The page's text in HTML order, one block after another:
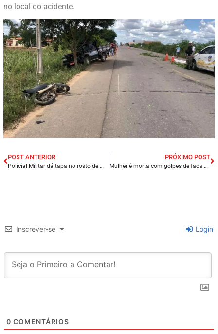
no local do acidente.
POST ANTERIOR
Policial Militar dá tapa no rosto de mulher em Porto Seguro, no sul da Bahia.
PRÓXIMO POST
Mulher é morta com golpes de faca ao tentar separar briga de casal em São Luís/MA.
Inscrever-se Login
0 COMENTÁRIOS